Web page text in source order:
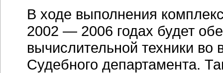
В ходе выполнения
2002 — 2006 годах будет
вычислительной техники
Судебного департамента.